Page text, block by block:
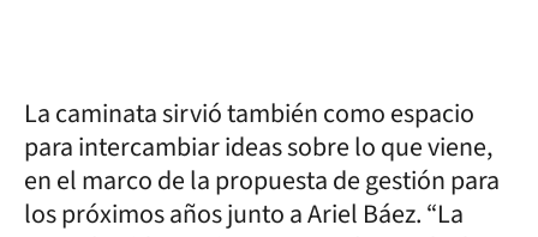
La caminata sirvió también como espacio
para intercambiar ideas sobre lo que viene,
en el marco de la propuesta de gestión para
los próximos años junto a Ariel Báez. “La